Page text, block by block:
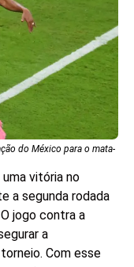
do México para o mata-
vitória no
a segunda rodada
jogo contra a
a
Com esse